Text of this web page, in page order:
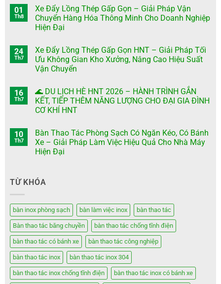
01
Th8
Xe Đẩy Lồng Thép Gấp Gọn – Giải Pháp Vận
Chuyển Hàng Hóa Thông Minh Cho Doanh Nghiệp
Hiện Đại
24
Th7
Xe Đẩy Lồng Thép Gấp Gọn HNT – Giải Pháp Tối
Ưu Không Gian Kho Xưởng, Nâng Cao Hiệu Suất
Vận Chuyển
16
Th7
🌊 DU LỊCH HÈ HNT 2026 – HÀNH TRÌNH GẮN
KẾT, TIẾP THÊM NĂNG LƯỢNG CHO ĐẠI GIA ĐÌNH
CƠ KHÍ HNT
10
Th7
Bàn Thao Tác Phòng Sạch Có Ngăn Kéo, Có Bánh
Xe – Giải Pháp Làm Việc Hiệu Quả Cho Nhà Máy
Hiện Đại
TỪ KHÓA
bàn inox phòng sạch bàn làm việc inox bàn thao tác
Bàn thao tác băng chuyền bàn thao tác chống tĩnh điện
bàn thao tác có bánh xe bàn thao tác công nghiệp
bàn thao tác inox bàn thao tác inox 304
bàn thao tác inox chống tĩnh điện bàn thao tác inox có bánh xe